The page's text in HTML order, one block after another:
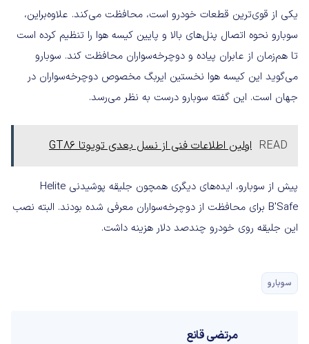
یکی از قوی‌ترین قطعات خودرو است، محافظت می‌کند. علاوه‌براین،
سوبارو نحوه اتصال پنل‌های بالا و پایین کیسه هوا را تنظیم کرده است
تا هم‌زمان از عابران پیاده و دوچرخه‌سواران محافظت کند. سوبارو
می‌گوید این کیسه هوا نخستین ایربگ مخصوص دوچرخه‌سواران در
جهان است. این گفته سوبارو درست به نظر می‌رسد.
READ اولین اطلاعات فنی از نسل بعدی تویوتا GT86
پیش از سوبارو، ایده‌های دیگری همچون جلیقه پوشیدنی Helite
B'Safe برای محافظت از دوچرخه‌سواران معرفی شده بودند. البته نصب
این جلیقه روی خودرو چندصد دلار هزینه داشت.
سوبارو
مرتضی قانع